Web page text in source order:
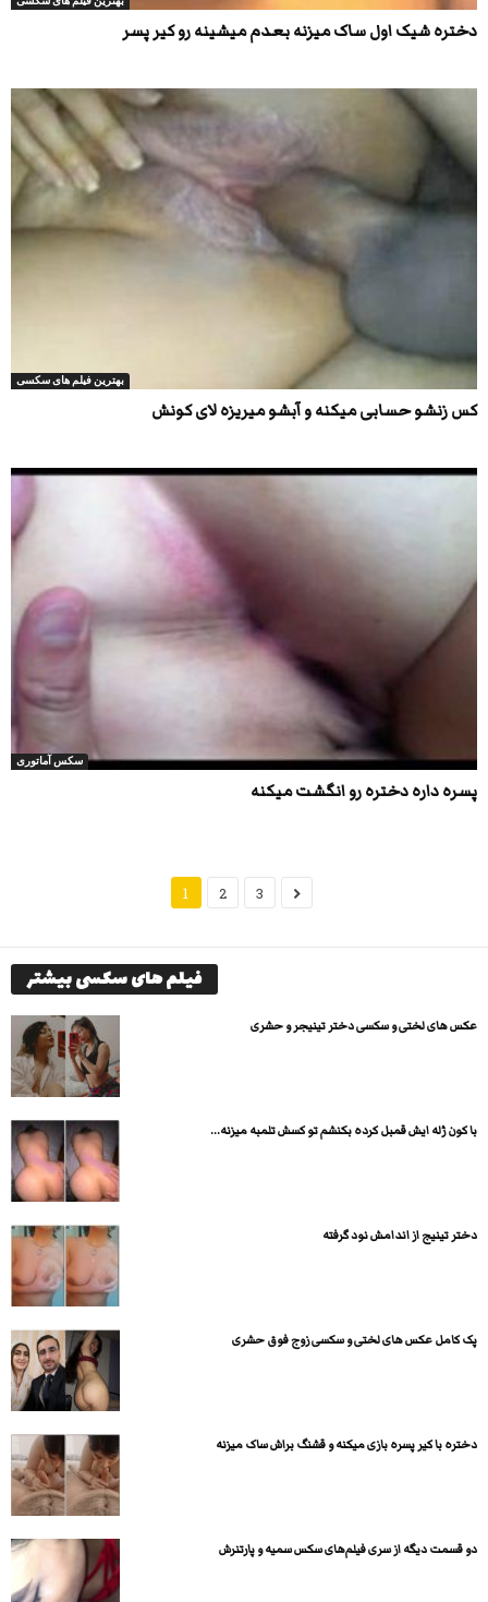
دختره شیک اول ساک میزنه بعدم میشینه رو کیر پسر
بهترین فیلم های سکسی
کس زنشو حسابی میکنه و آبشو میریزه لای کونش
سکس آماتوری
پسره داره دختره رو انگشت میکنه
1 2 3
فیلم های سکسی بیشتر
عکس های لختی و سکسی دختر تینیجر و حشری
با کون ژله ایش قمبل کرده بکنشم تو کسش تلمبه میزنه...
دختر تینیج از اندامش نود گرفته
پک کامل عکس های لختی و سکسی زوج فوق حشری
دختره با کیر پسره بازی میکنه و قشنگ براش ساک میزنه
دو قسمت دیگه از سری فیلم‌های سکس سمیه و پارتنرش